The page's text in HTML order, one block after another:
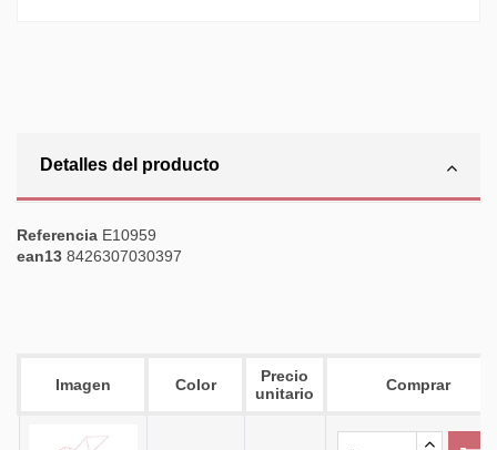
Detalles del producto
Referencia E10959
ean13 8426307030397
Imagen Color
Precio
unitario
Comprar